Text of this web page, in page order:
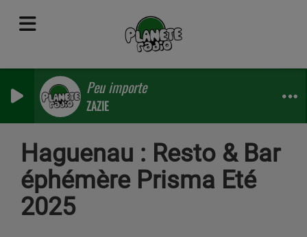
Peu importe
ZAZIE
Haguenau : Resto & Bar
éphémère Prisma Eté
2025